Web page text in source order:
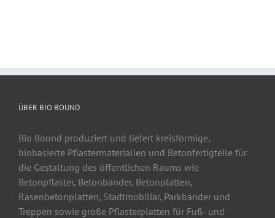
ÜBER BIO BOUND
Bio Bound produziert und liefert kreisförmige,
biobasierte Pflastermaterialien und Betonfertigteile für
die Gestaltung des öffentlichen Raums wie
Betonpflaster, Betonbänder, Betonplatten,
Rasenbetonplatten, Stadtmobiliar, Parkbänder und
Treppen sowie große Pflasterplatten für Fuß- und